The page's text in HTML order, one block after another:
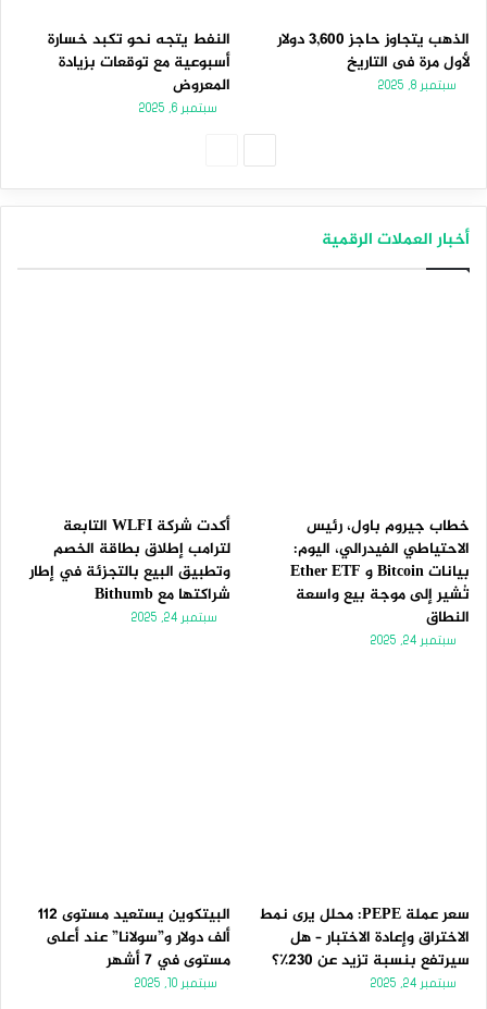
الذهب يتجاوز حاجز 3,600 دولار
لأول مرة فى التاريخ
سبتمبر 8, 2025
النفط يتجه نحو تكبد خسارة
أسبوعية مع توقعات بزيادة
المعروض
سبتمبر 6, 2025
أخبار العملات الرقمية
خطاب جيروم باول، رئيس
الاحتياطي الفيدرالي، اليوم:
بيانات Bitcoin و Ether ETF
تُشير إلى موجة بيع واسعة
النطاق
سبتمبر 24, 2025
أكدت شركة WLFI التابعة
لترامب إطلاق بطاقة الخصم
وتطبيق البيع بالتجزئة في إطار
شراكتها مع Bithumb
سبتمبر 24, 2025
سعر عملة PEPE: محلل يرى نمط
الاختراق وإعادة الاختبار – هل
سيرتفع بنسبة تزيد عن 230٪؟
سبتمبر 24, 2025
البيتكوين يستعيد مستوى 112
ألف دولار و”سولانا” عند أعلى
مستوى في 7 أشهر
سبتمبر 10, 2025